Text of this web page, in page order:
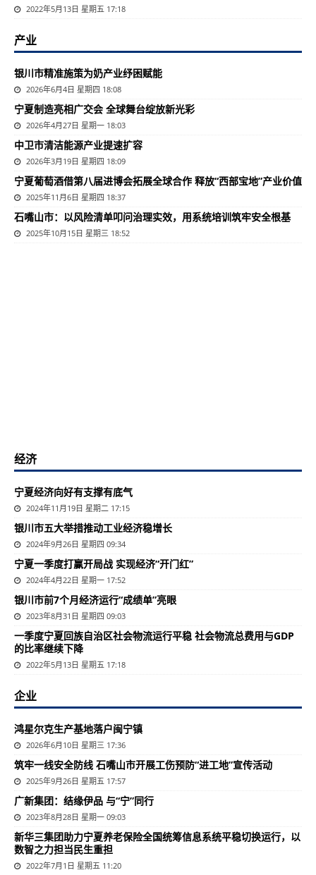
2022年5月13日 星期五 17:18
产业
银川市精准施策为奶产业纾困赋能
2026年6月4日 星期四 18:08
宁夏制造亮相广交会 全球舞台绽放新光彩
2026年4月27日 星期一 18:03
中卫市清洁能源产业提速扩容
2026年3月19日 星期四 18:09
宁夏葡萄酒借第八届进博会拓展全球合作 释放“西部宝地”产业价值
2025年11月6日 星期四 18:37
石嘴山市：以风险清单叩问治理实效，用系统培训筑牢安全根基
2025年10月15日 星期三 18:52
经济
宁夏经济向好有支撑有底气
2024年11月19日 星期二 17:15
银川市五大举措推动工业经济稳增长
2024年9月26日 星期四 09:34
宁夏一季度打赢开局战 实现经济“开门红”
2024年4月22日 星期一 17:52
银川市前7个月经济运行“成绩单”亮眼
2023年8月31日 星期四 09:03
一季度宁夏回族自治区社会物流运行平稳 社会物流总费用与GDP
的比率继续下降
2022年5月13日 星期五 17:18
企业
鸿星尔克生产基地落户闽宁镇
2026年6月10日 星期三 17:36
筑牢一线安全防线 石嘴山市开展工伤预防“进工地”宣传活动
2025年9月26日 星期五 17:57
广新集团：结缘伊品 与“宁”同行
2023年8月28日 星期一 09:03
新华三集团助力宁夏养老保险全国统筹信息系统平稳切换运行，以
数智之力担当民生重担
2022年7月1日 星期五 11:20